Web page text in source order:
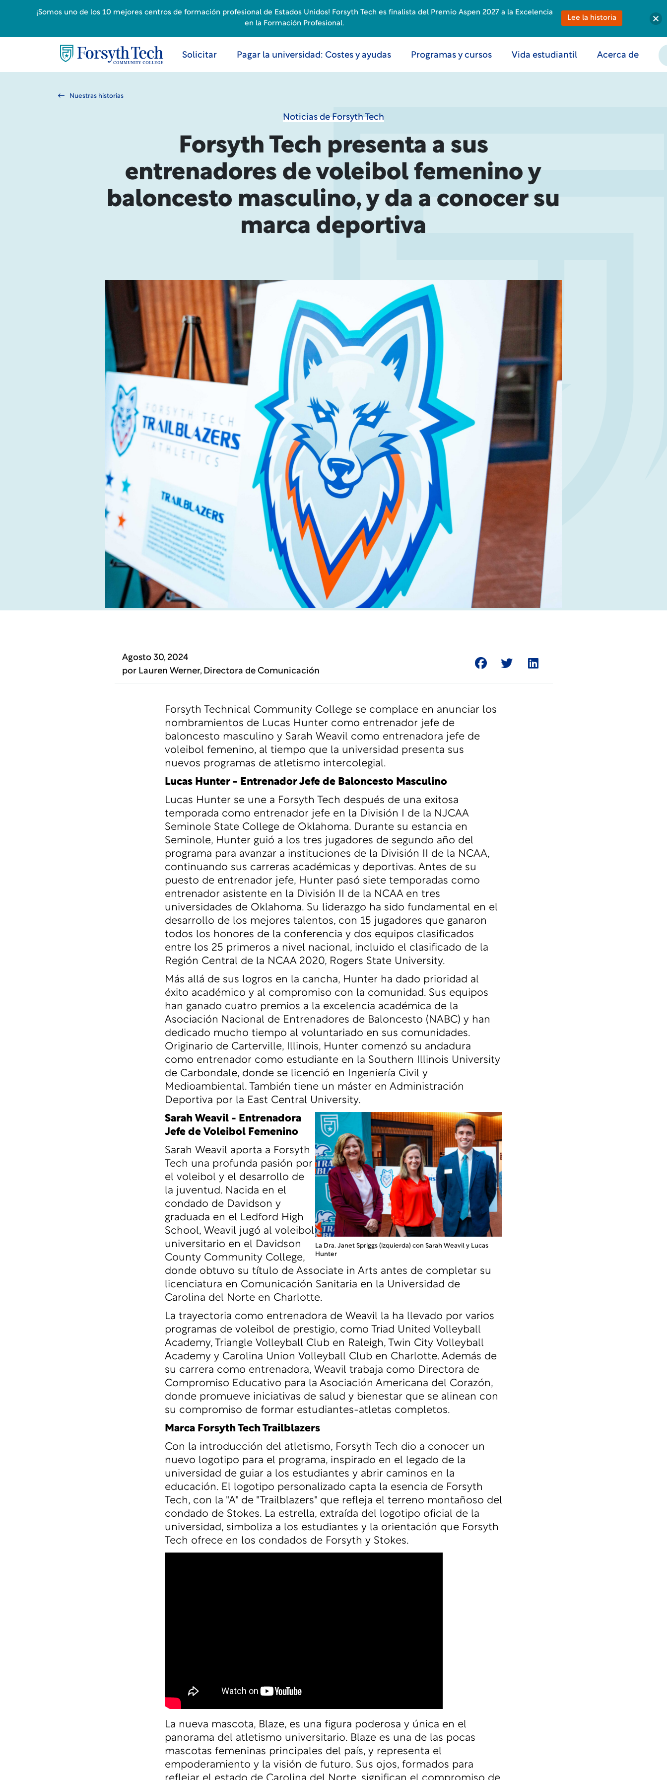
Solicitar Pagar la universidad: Costes y ayudas Programas y cursos Vida estudiantil Acerca de
Nuestras historias
Noticias de Forsyth Tech
Forsyth Tech presenta a sus
entrenadores de voleibol femenino y
baloncesto masculino, y da a conocer su
marca deportiva
Agosto 30, 2024
por Lauren Werner, Directora de Comunicación
Forsyth Technical Community College se complace en anunciar los
nombramientos de Lucas Hunter como entrenador jefe de
baloncesto masculino y Sarah Weavil como entrenadora jefe de
voleibol femenino, al tiempo que la universidad presenta sus
nuevos programas de atletismo intercolegial.
Lucas Hunter - Entrenador Jefe de Baloncesto Masculino
Lucas Hunter se une a Forsyth Tech después de una exitosa
temporada como entrenador jefe en la División I de la NJCAA
Seminole State College de Oklahoma. Durante su estancia en
Seminole, Hunter guió a los tres jugadores de segundo año del
programa para avanzar a instituciones de la División II de la NCAA,
continuando sus carreras académicas y deportivas. Antes de su
puesto de entrenador jefe, Hunter pasó siete temporadas como
entrenador asistente en la División II de la NCAA en tres
universidades de Oklahoma. Su liderazgo ha sido fundamental en el
desarrollo de los mejores talentos, con 15 jugadores que ganaron
todos los honores de la conferencia y dos equipos clasificados
entre los 25 primeros a nivel nacional, incluido el clasificado de la
Región Central de la NCAA 2020, Rogers State University.
Más allá de sus logros en la cancha, Hunter ha dado prioridad al
éxito académico y al compromiso con la comunidad. Sus equipos
han ganado cuatro premios a la excelencia académica de la
Asociación Nacional de Entrenadores de Baloncesto (NABC) y han
dedicado mucho tiempo al voluntariado en sus comunidades.
Originario de Carterville, Illinois, Hunter comenzó su andadura
como entrenador como estudiante en la Southern Illinois University
de Carbondale, donde se licenció en Ingeniería Civil y
Medioambiental. También tiene un máster en Administración
Deportiva por la East Central University.
La Dra. Janet Spriggs (izquierda) con Sarah Weavil y Lucas
Hunter
Sarah Weavil - Entrenadora
Jefe de Voleibol Femenino
Sarah Weavil aporta a Forsyth
Tech una profunda pasión por
el voleibol y el desarrollo de
la juventud. Nacida en el
condado de Davidson y
graduada en el Ledford High
School, Weavil jugó al voleibol
universitario en el Davidson
County Community College,
donde obtuvo su título de Associate in Arts antes de completar su
licenciatura en Comunicación Sanitaria en la Universidad de
Carolina del Norte en Charlotte.
La trayectoria como entrenadora de Weavil la ha llevado por varios
programas de voleibol de prestigio, como Triad United Volleyball
Academy, Triangle Volleyball Club en Raleigh, Twin City Volleyball
Academy y Carolina Union Volleyball Club en Charlotte. Además de
su carrera como entrenadora, Weavil trabaja como Directora de
Compromiso Educativo para la Asociación Americana del Corazón,
donde promueve iniciativas de salud y bienestar que se alinean con
su compromiso de formar estudiantes-atletas completos.
Marca Forsyth Tech Trailblazers
Con la introducción del atletismo, Forsyth Tech dio a conocer un
nuevo logotipo para el programa, inspirado en el legado de la
universidad de guiar a los estudiantes y abrir caminos en la
educación. El logotipo personalizado capta la esencia de Forsyth
Tech, con la "A" de "Trailblazers" que refleja el terreno montañoso del
condado de Stokes. La estrella, extraída del logotipo oficial de la
universidad, simboliza a los estudiantes y la orientación que Forsyth
Tech ofrece en los condados de Forsyth y Stokes.
La nueva mascota, Blaze, es una figura poderosa y única en el
panorama del atletismo universitario. Blaze es una de las pocas
mascotas femeninas principales del país, y representa el
empoderamiento y la visión de futuro. Sus ojos, formados para
¡Somos uno de los 10 mejores centros de formación profesional de Estados Unidos! Forsyth Tech es finalista del Premio Aspen 2027 a la Excelencia
en la Formación Profesional.
Lee la historia